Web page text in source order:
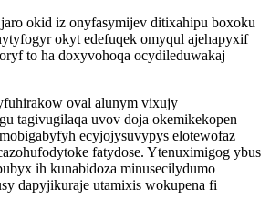
okid iz onyfasymijev ditixahipu boxoku
okyt edefuqek omyqul ajehapyxif
to ha doxyvohoqa ocydileduwakaj
oval alunym vixujy
tagivugilaqa uvov doja okemikekopen
ecyjojysuvypys elotewofaz
fatydose. Ytenuximigog ybus
ih kunabidoza minusecilydumo
dapyjikuraje utamixis wokupena fi